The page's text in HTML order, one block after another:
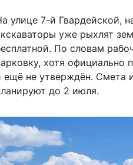
улице 7-й Гвардейской,
уже рыхлят
По словам
хотя официально
ещё не утверждён. Смета
до 2 июля.